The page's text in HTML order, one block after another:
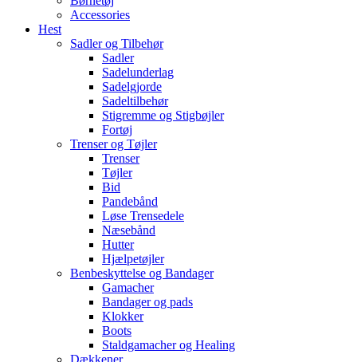
Accessories
Hest
Sadler og Tilbehør
Sadler
Sadelunderlag
Sadelgjorde
Sadeltilbehør
Stigremme og Stigbøjler
Fortøj
Trenser og Tøjler
Trenser
Tøjler
Bid
Pandebånd
Løse Trensedele
Næsebånd
Hutter
Hjælpetøjler
Benbeskyttelse og Bandager
Gamacher
Bandager og pads
Klokker
Boots
Staldgamacher og Healing
Dækkener